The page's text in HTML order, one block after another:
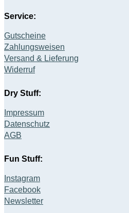
Service:
Gutscheine
Zahlungsweisen
Versand & Lieferung
Widerruf
Dry Stuff:
Impressum
Datenschutz
AGB
Fun Stuff:
Instagram
Facebook
Newsletter